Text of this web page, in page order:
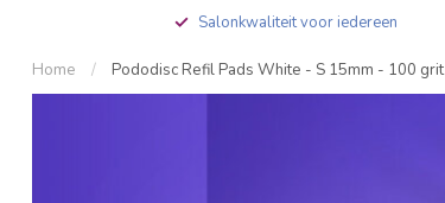
Salonkwaliteit voor iedereen
Home / Pododisc Refil Pads White - S 15mm - 100 grit